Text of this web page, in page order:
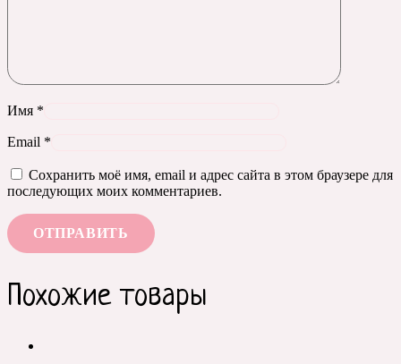
Имя *
Email *
Сохранить моё имя, email и адрес сайта в этом браузере для
последующих моих комментариев.
Похожие товары